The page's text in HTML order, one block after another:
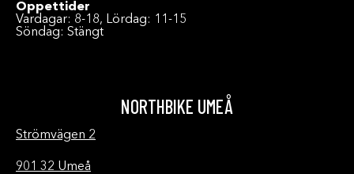
Öppettider
Vardagar: 8-18, Lördag: 11-15
Söndag: Stängt
NORTHBIKE UMEÅ
Strömvägen 2
901 32 Umeå